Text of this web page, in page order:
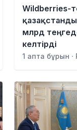
Wildberries-
млрд
келтірді
1 апта бұрын